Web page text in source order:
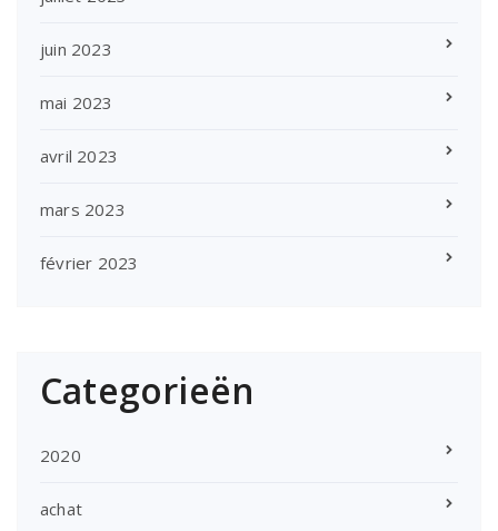
juin 2023
mai 2023
avril 2023
mars 2023
février 2023
Categorieën
2020
achat